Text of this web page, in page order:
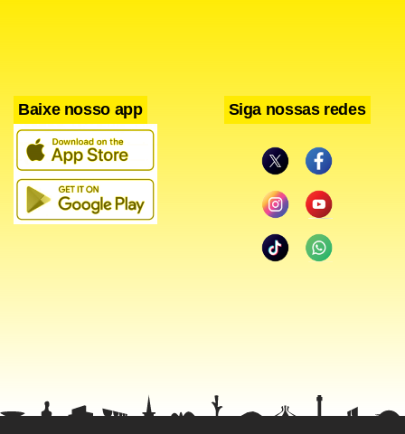
As quadrilhas utilizavam aparelhos conhecidos como
chupa-cabras para roubar os dados dos usuários dos
Baixe nosso app Siga nossas redes